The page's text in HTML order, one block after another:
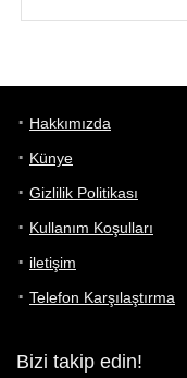
Hakkımızda
Künye
Gizlilik Politikası
Kullanım Koşulları
iletişim
Telefon Karşılaştırma
Bizi takip edin!